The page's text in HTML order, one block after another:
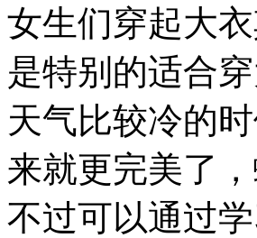
女生们穿起大
是特别的适合
天气比较冷的
来就更完美了
不过可以通过